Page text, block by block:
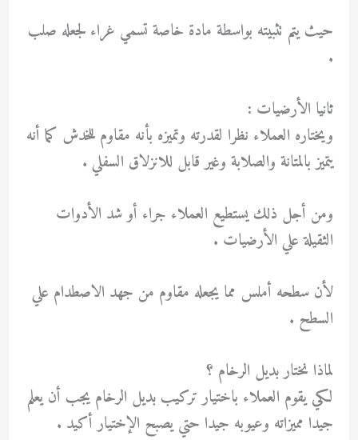
حيث يتم تثبيته بواسطة مادة خاصة تسمي غراء لجعله صلب
.
ثانيا الأرضيات :
ويختاره العملاء نظرا لقدرته وتميزه بأنه مقاوم للخدش كما أنه
يتميز بالمتانة والصلابة وغير قابل للانزلاق السفلي .
ومن أجل ذلك يستطيع العملاء جراء أو شد الأدوات
الثقيلة علي الأرضيات .
لأن سطحه أملس مما يجعله مقاوم من جهد الاصطدام علي
السطح .
لماذا نختار بديل الرخام ؟
لكي يقوم العملاء باختيار تركيب بديل الرخام يجب أن يعلم
جيدا مميزاته وعيوبه جيدا حتي يصبح الإختيار أكيد .